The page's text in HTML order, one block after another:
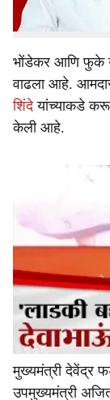
आमदार परिणय
भोंडेकर आणि फुके
वाढला आहे.
शिंदेयांच्याकडे करून
केली आहे.
मुख्यमंत्री देवेंद्र
उपमुख्यमंत्री